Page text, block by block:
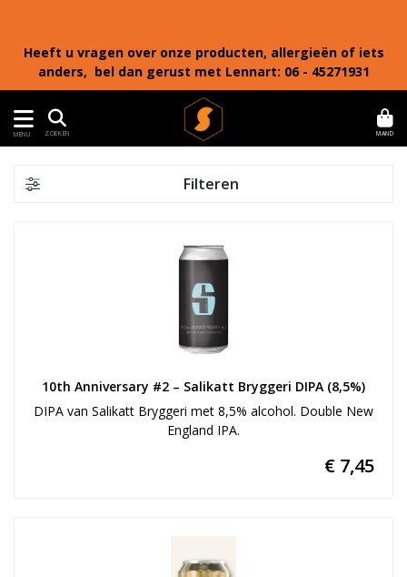
Heeft u vragen over onze producten, allergieën of iets
anders, bel dan gerust met Lennart: 06 - 45271931
MENU ZOEKEN MAND
Filteren
10th Anniversary #2 – Salikatt Bryggeri DIPA (8,5%)
DIPA van Salikatt Bryggeri met 8,5% alcohol. Double New
England IPA.
€ 7,45